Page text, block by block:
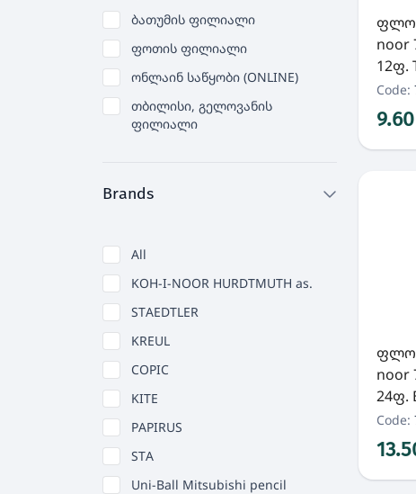
ბათუმის ფილიალი
ფოთის ფილიალი
ონლაინ საწყობი (ONLINE)
თბილისი, გელოვანის
ფილიალი
Brands
All
KOH-I-NOOR HURDTMUTH as.
STAEDTLER
KREUL
COPIC
KITE
PAPIRUS
STA
Uni-Ball Mitsubishi pencil
noor
12ფ.
Code:
noor
24ფ.
Code: